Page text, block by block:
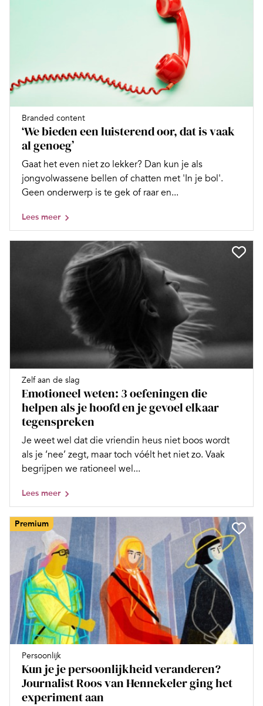
Branded content
‘We bieden een luisterend oor, dat is vaak
al genoeg’
Gaat het even niet zo lekker? Dan kun je als
jongvolwassene bellen of chatten met 'In je bol'.
Geen onderwerp is te gek of raar en...
Lees meer
Zelf aan de slag
Emotioneel weten: 3 oefeningen die
helpen als je hoofd en je gevoel elkaar
tegenspreken
Je weet wel dat die vriendin heus niet boos wordt
als je ‘nee’ zegt, maar toch vóélt het niet zo. Vaak
begrijpen we rationeel wel...
Lees meer
Premium
Persoonlijk
Kun je je persoonlijkheid veranderen?
Journalist Roos van Hennekeler ging het
experiment aan